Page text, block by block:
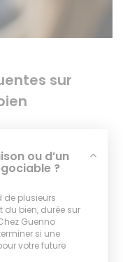
sur
ou d’un
?
de plusieurs
du bien, durée sur
Guenno
si une
votre future